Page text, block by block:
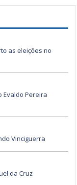
as eleições no
Evaldo Pereira
Vinciguerra
da Cruz